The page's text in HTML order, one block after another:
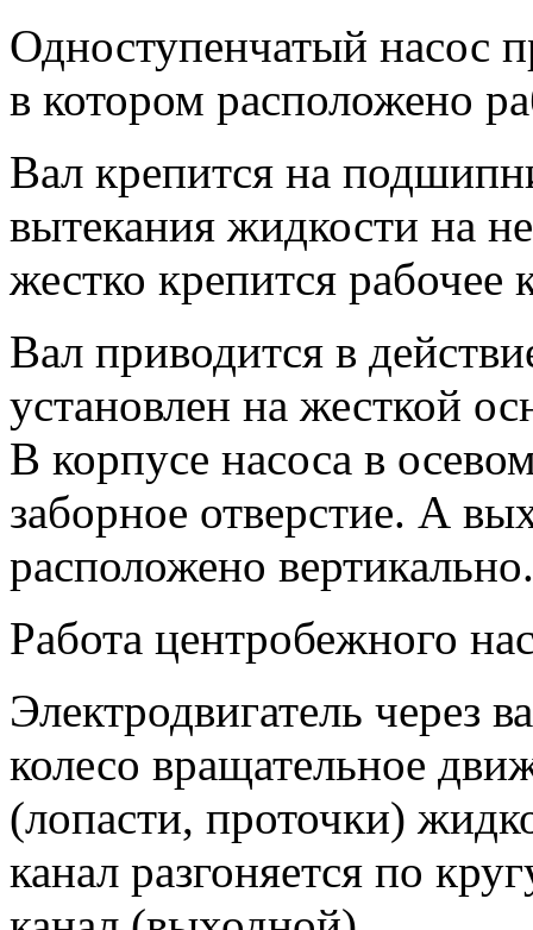
Одноступенчатый насос
в котором расположено
Вал крепится на
вытекания жидкости на
жестко крепится рабочее
Вал приводится в
установлен на жесткой
В корпусе насоса в
заборное отверстие. А
расположено вертикально.
Работа центробежного
Электродвигатель через
колесо вращательное
(лопасти, проточки)
канал разгоняется по